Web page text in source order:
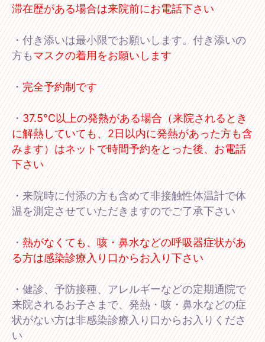
滞在歴がある場合は来院前にお電話下さい
・付き添いは最小限でお願いします。付き添いの
方もマスクの着用をお願いします
・完全予約制です
・37.5℃以上の発熱がある場合（来院されるとき
に解熱していても、2日以内に発熱があった方も含
みます）はネットで時間予約をとった後、お電話
下さい
・来院時に付添の方も含めて非接触性体温計で体
温を測定させていただきますのでご了承下さい
・熱がなくても、咳・鼻水などの呼吸器症状があ
る方は感染診療入り口からお入り下さい
・健診、予防接種、アレルギーなどの定期通院で
来院されるお子さまで、発熱・咳・鼻水などの症
状がない方は非感染診療入り口からお入りくださ
い